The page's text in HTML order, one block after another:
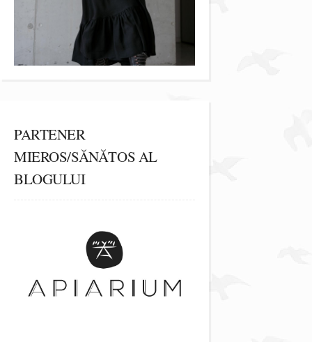
PARTENER
MIEROS/SĂNĂTOS AL
BLOGULUI